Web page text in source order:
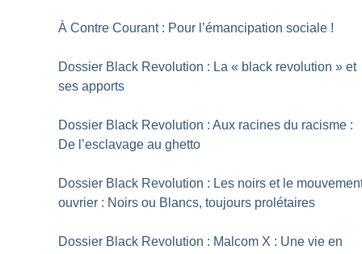
À Contre Courant : Pour l’émancipation sociale !
Dossier Black Revolution : La « black revolution » et
ses apports
Dossier Black Revolution : Aux racines du racisme :
De l’esclavage au ghetto
Dossier Black Revolution : Les noirs et le
ouvrier : Noirs ou Blancs, toujours prolétaires
Dossier Black Revolution : Malcom X : Une vie en